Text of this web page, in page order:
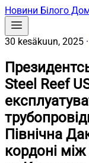
Новини Білого
30 kesäkuun, 2025 ·
Steel Reef
Північна
кордоні